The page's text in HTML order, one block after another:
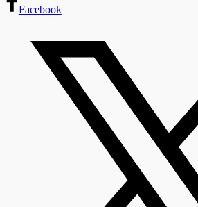
Facebook